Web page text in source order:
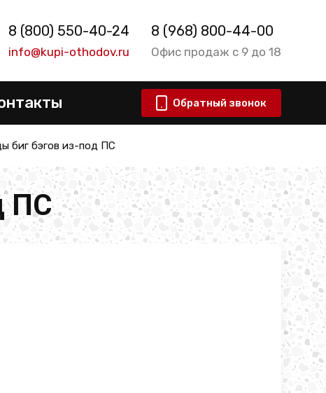
8 (800) 550-40-24
info@kupi-othodov.ru
8 (968) 800-44-00
Офис продаж с 9 до 18
Обратный звонок
биг бэгов из-под ПС
ПС